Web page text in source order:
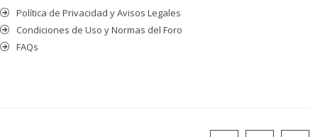
Política de Privacidad y Avisos Legales
Condiciones de Uso y Normas del Foro
FAQs